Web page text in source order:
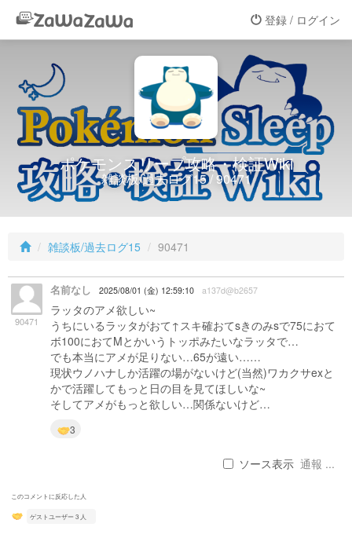
登録 / ログイン
ポケモンスリープ攻略・検証Wiki
雑談板/過去ログ15 / 90471
雑談板/過去ログ15 90471
90471
名前なし 2025/08/01 (金) 12:59:10 a137d@b2657
ラッタのアメ欲しい~
うちにいるラッタがおて↑スキ確おてsきのみsで75におて
ボ100におてMとかいうトッポみたいなラッタで…
でも本当にアメが足りない…65が遠い……
現状ウノハナしか活躍の場がないけど(当然)ワカクサexと
かで活躍してもっと日の目を見てほしいな~
そしてアメがもっと欲しい…関係ないけど…
3
ソース表示 通報 ...
このコメントに反応した人
ゲストユーザー 3 人